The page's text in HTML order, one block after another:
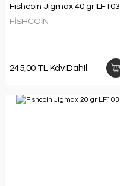
Fishcoin Jigmax 40 gr LF103
FİSHCOİN
245,00 TL Kdv Dahil